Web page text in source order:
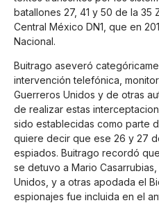
batallones 27, 41 y 50 de la 35
Central México DN1, que en
Nacional.
Buitrago aseveró
intervención telefónica,
Guerreros Unidos y de otras
de realizar estas
sido establecidas como parte
quiere decir que ese 26 y 27
espiados. Buitrago recordó
se detuvo a Mario
Unidos, y a otras apodada el
espionajes fue incluida en el